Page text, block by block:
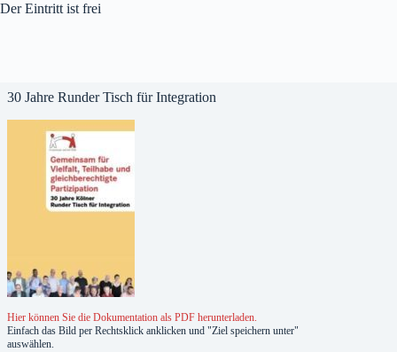
Der Eintritt ist frei
30 Jahre Runder Tisch für Integration
Hier können Sie die Dokumentation als PDF herunterladen.
Einfach das Bild per Rechtsklick anklicken und "Ziel speichern unter"
auswählen.